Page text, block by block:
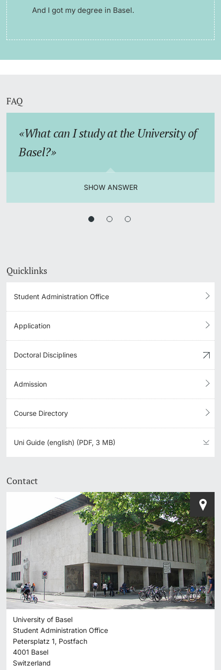
And I got my degree in Basel.
FAQ
What can I study at the University of
Basel?
SHOW ANSWER
Quicklinks
Student Administration Office
Application
Doctoral Disciplines
Admission
Course Directory
Uni Guide (english) (PDF, 3 MB)
Contact
University of Basel
Student Administration Office
Petersplatz 1, Postfach
4001 Basel
Switzerland